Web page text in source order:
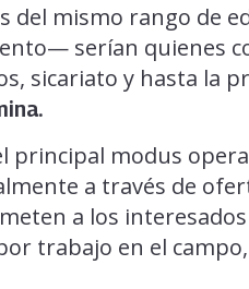
del mismo rango de
serían quienes
sicariato y hasta la
principal modus
a través de
a los
trabajo en el